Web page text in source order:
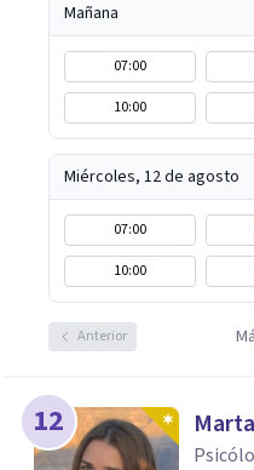
Mañana
07:00
10:00
Miércoles, 12 de agosto
07:00
10:00
Anterior
12